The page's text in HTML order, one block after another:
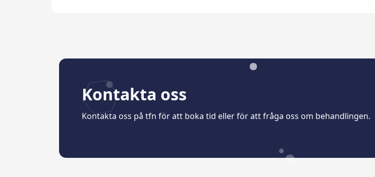
Kontakta oss
Kontakta oss på tfn för att boka tid eller för att fråga oss om behandlingen.